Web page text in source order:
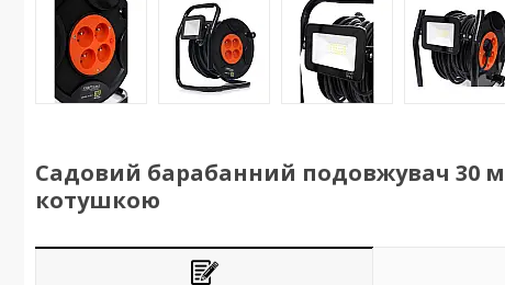
Садовий барабанний подовжувач 30
котушкою